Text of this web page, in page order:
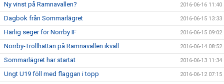
Ny vinst på Ramnavallen? 2016-06-16 11:40
Dagbok från Sommarlägret 2016-06-15 13:33
Härlig seger för Norrby IF 2016-06-15 09:02
Norrby-Trollhättan på Ramnavallen ikväll 2016-06-14 08:52
Sommarlägret har startat 2016-06-13 11:34
Ungt U19 föll med flaggan i topp 2016-06-12 07:15